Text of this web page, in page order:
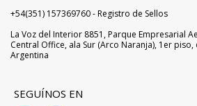
+54(351) 157369760 - Registro de Sellos
La Voz del Interior 8851, Parque Empresarial
Central Office, ala Sur (Arco Naranja), 1er
Argentina
SEGUÍNOS EN